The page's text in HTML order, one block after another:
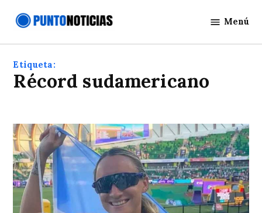
Noticias
Menú
Etiqueta:
Récord sudamericano